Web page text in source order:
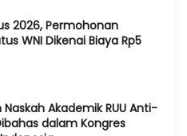
2026, Permohonan
WNI Dikenai Biaya Rp5
Akademik RUU Anti-
dalam Kongres